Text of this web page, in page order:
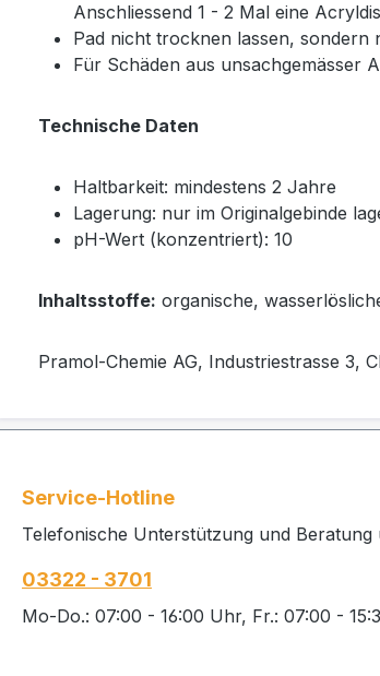
Anschliessend 1 - 2 Mal eine
Pad nicht trocknen lassen, sondern
Für Schäden aus unsachgemässer
Technische Daten
Haltbarkeit: mindestens 2 Jahre
Lagerung: nur im Originalgebinde
pH-Wert (konzentriert): 10
Inhaltsstoffe: organische,
Pramol-Chemie AG, Industriestrasse 3,
Service-Hotline
Telefonische Unterstützung und Beratung
03322 - 3701
Mo-Do.: 07:00 - 16:00 Uhr, Fr.: 07:00 -